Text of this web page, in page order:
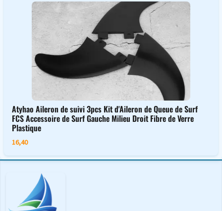
Atyhao Aileron de suivi 3pcs Kit d'Aileron de Queue de Surf
FCS Accessoire de Surf Gauche Milieu Droit Fibre de Verre
Plastique
16,40